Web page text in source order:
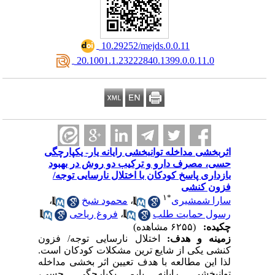
‎ 10.29252/mejds.0.0.11
‎ 20.1001.1.23222840.1399.0.0.11.0
اثربخشی مداخله توانبخشی رایانه یار- یکپارچگی
حسی، مصرف دارو و ترکیب دو روش در بهبود
بازداری پاسخ کودکان با اختلال نارسایی توجه/
فزون کنشی
سارا شمشیری* ۱ ،محمود شیخ
،
رسول حمایت طلب
،فروغ ریاحی
چکیده:
زمینه و هدف:اختلال نارسایی توجه/ فزون
کنشی یکی از شایع ترین مشکلات کودکان است.
لذا این مطالعه با هدف تعیین اثر بخشی مداخله